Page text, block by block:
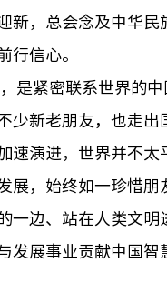
新，总会念及中华民
行信心。
是紧密联系世界的中
少新老朋友，也走出
速演进，世界并不太
展，始终如一珍惜朋
一边、站在人类文明
发展事业贡献中国智